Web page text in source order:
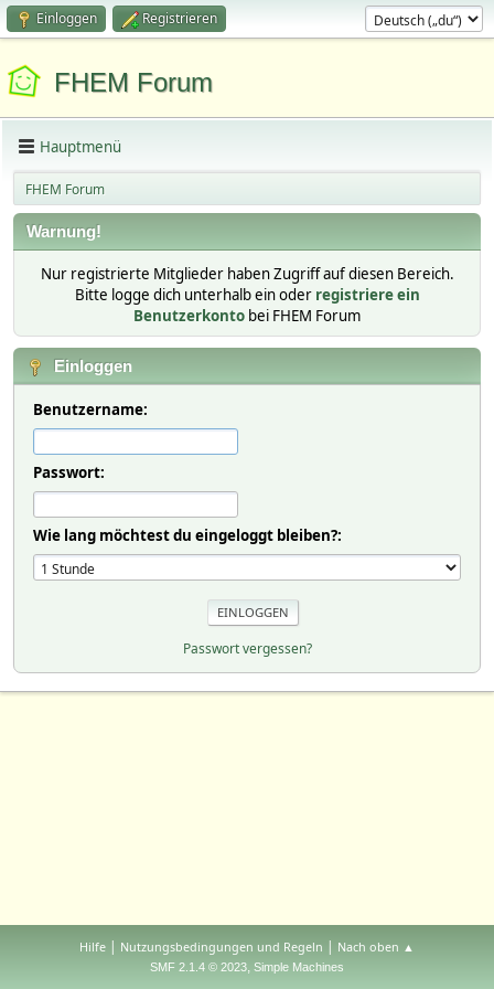
Einloggen Registrieren
FHEM Forum
Hauptmenü
FHEM Forum
Warnung!
Nur registrierte Mitglieder haben Zugriff auf diesen Bereich.
Bitte logge dich unterhalb ein oder registriere ein
Benutzerkonto bei FHEM Forum
Einloggen
Benutzername:
Passwort:
Wie lang möchtest du eingeloggt bleiben?:
Passwort vergessen?
Hilfe | Nutzungsbedingungen und Regeln | Nach oben ▲
SMF 2.1.4 © 2023, Simple Machines